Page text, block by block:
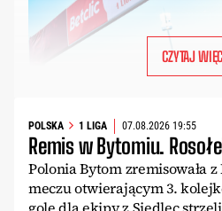
CZYTAJ
POLSKA 1 LIGA 07.08.2026 19:55
Remis w Bytomiu.
Polonia Bytom zremisowała
meczu otwierającym 3.
gole dla ekipy z Siedlec